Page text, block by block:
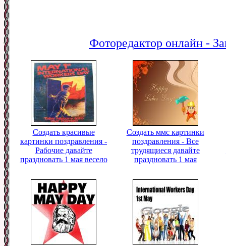
Фоторедактор онлайн -
Создать красивые
картинки поздравления -
Рабочие давайте
праздновать 1 мая весело
Создать ммс картинки
поздравления - Все
трудящиеся давайте
праздновать 1 мая